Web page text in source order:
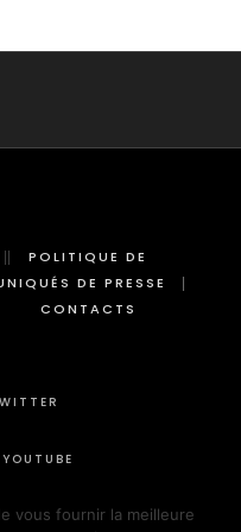
POLITIQUE DE
DE PRESSE
CONTACTS
YOUTUBE
vous fournir la meilleure